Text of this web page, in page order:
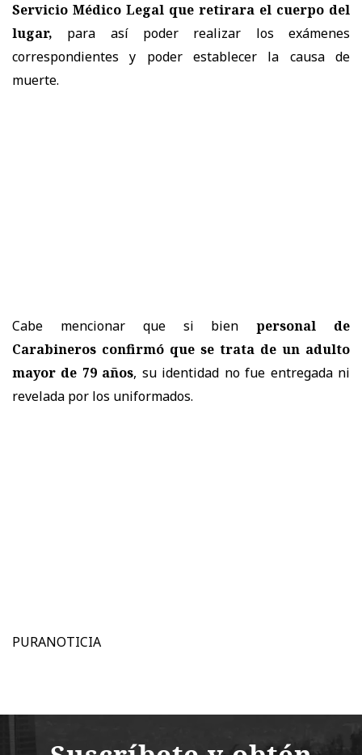
Servicio Médico Legal que retirara el cuerpo del
lugar, para así poder realizar los exámenes
correspondientes y poder establecer la causa de
muerte.
Cabe mencionar que si bien personal de
Carabineros confirmó que se trata de un adulto
mayor de 79 años, su identidad no fue entregada ni
revelada por los uniformados.
PURANOTICIA